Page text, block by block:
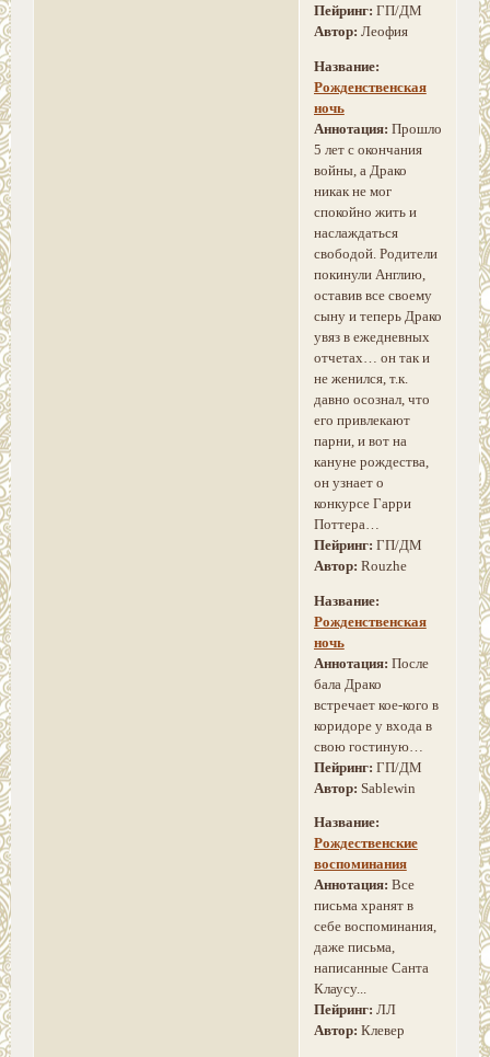
Пейринг: ГП/ДМ
Автор: Леофия
Название:
Рожденственская
ночь
Аннотация: Прошло
5 лет с окончания
войны, а Драко
никак не мог
спокойно жить и
наслаждаться
свободой. Родители
покинули Англию,
оставив все своему
сыну и теперь Драко
увяз в ежедневных
отчетах… он так и
не женился, т.к.
давно осознал, что
его привлекают
парни, и вот на
кануне рождества,
он узнает о
конкурсе Гарри
Поттера…
Пейринг: ГП/ДМ
Автор: Rouzhe
Название:
Рожденственская
ночь
Аннотация: После
бала Драко
встречает кое-кого в
коридоре у входа в
свою гостиную…
Пейринг: ГП/ДМ
Автор: Sablewin
Название:
Рождественские
воспоминания
Аннотация: Все
письма хранят в
себе воспоминания,
даже письма,
написанные Санта
Клаусу...
Пейринг: ЛЛ
Автор: Клевер